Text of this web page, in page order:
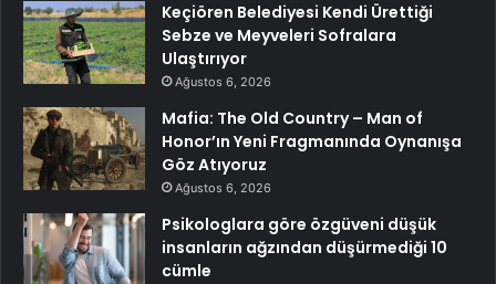
Keçiören Belediyesi Kendi Ürettiği
Sebze ve Meyveleri Sofralara
Ulaştırıyor
Ağustos 6, 2026
Mafia: The Old Country – Man of
Honor’ın Yeni Fragmanında Oynanışa
Göz Atıyoruz
Ağustos 6, 2026
Psikologlara göre özgüveni düşük
insanların ağzından düşürmediği 10
cümle